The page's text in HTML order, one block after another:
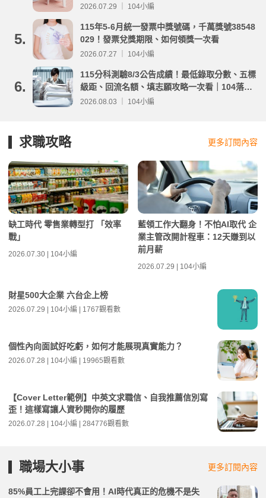
2026.07.29 ｜ 104小編
5.
115年5-6月統一發票中獎號碼，千萬獎號38548
029！發票兌獎期限、如何領獎一次看
2026.07.27 ｜ 104小編
6.
115分科測驗8/3公告成績！最低錄取分數、五標
級距、回流名額、填志願攻略一次看｜104落點
分析
2026.08.03 ｜ 104小編
求職攻略 更多訂閱內容
缺工時代 零售業轉型打 「效率
戰」
2026.07.30 | 104小編
藍領工作大翻身！不怕AI取代 企
業主管改開計程車：12天賺到以
前月薪
2026.07.29 | 104小編
財星500大企業 六台企上榜
2026.07.29 | 104小編 | 1767觀看數
個性內向面試好吃虧，如何才能展現真實能力？
2026.07.28 | 104小編 | 19965觀看數
【Cover Letter範例】中英文求職信、自我推薦信別寫
歪！這樣寫讓人資秒開你的履歷
2026.07.28 | 104小編 | 284776觀看數
職場大小事 更多訂閱內容
85%員工上完課卻不會用！AI時代真正的危機不是失